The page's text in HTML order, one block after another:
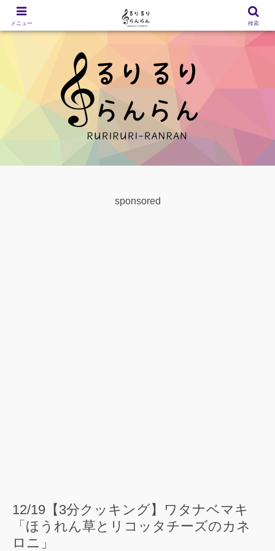
sponsored
12/19【3分クッキング】ワタナベマキ
「ほうれん草とリコッタチーズのカネ
ロニ」
メニュー 検索